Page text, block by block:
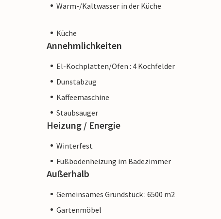
Warm-/Kaltwasser in der Küche
Küche
Annehmlichkeiten
El-Kochplatten/Ofen : 4 Kochfelder
Dunstabzug
Kaffeemaschine
Staubsauger
Heizung / Energie
Winterfest
Fußbodenheizung im Badezimmer
Außerhalb
Gemeinsames Grundstück : 6500 m2
Gartenmöbel